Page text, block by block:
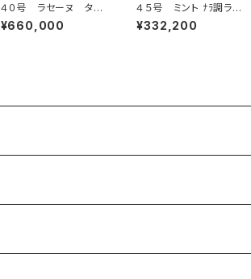
４０号 ラセーヌ タモ
ライト
¥660,000
４５号 ミント ﾅﾗ調ライ
ト色艶有
¥332,200